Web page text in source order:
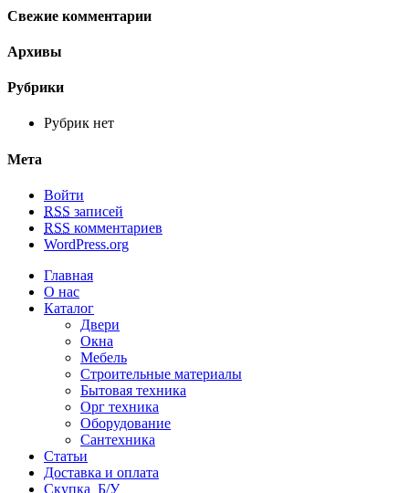
Свежие комментарии
Архивы
Рубрики
Рубрик нет
Мета
Войти
RSS записей
RSS комментариев
WordPress.org
Главная
О нас
Каталог
Двери
Окна
Мебель
Строительные материалы
Бытовая техника
Орг техника
Оборудование
Сантехника
Статьи
Доставка и оплата
Скупка Б/У